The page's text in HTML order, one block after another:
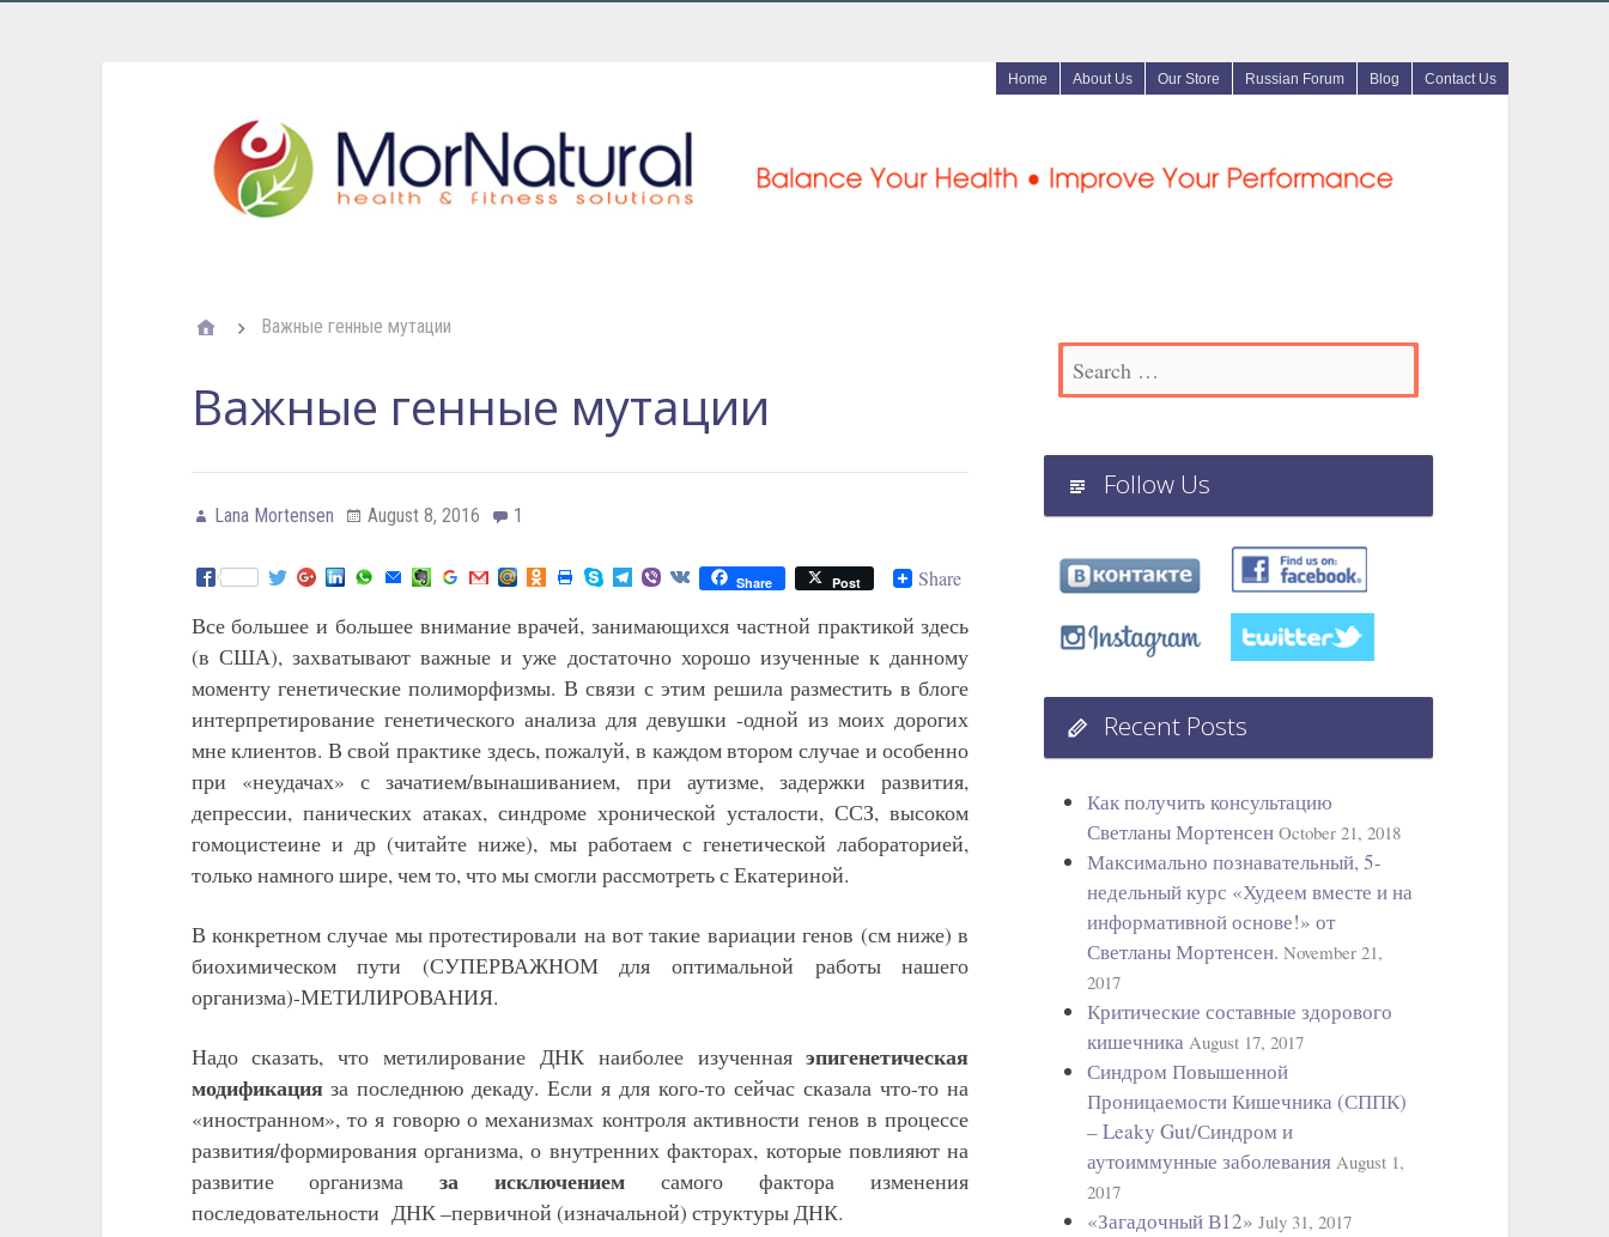
Home About Us Our Store Russian Forum Blog Contact Us
Важные генные мутации
Важные генные мутации
Lana Mortensen August 8, 2016 1
Share Post Share
Все большее и большее внимание врачей, занимающихся частной практикой здесь
(в США), захватывают важные и уже достаточно хорошо изученные к данному
моменту генетические полиморфизмы. В связи с этим решила разместить в блоге
интерпретирование генетического анализа для девушки -одной из моих дорогих
мне клиентов. В свой практике здесь, пожалуй, в каждом втором случае и особенно
при «неудачах» с зачатием/вынашиванием, при аутизме, задержки развития,
депрессии, панических атаках, синдроме хронической усталости, ССЗ, высоком
гомоцистеине и др (читайте ниже), мы работаем с генетической лабораторией,
только намного шире, чем то, что мы смогли рассмотреть с Екатериной.
В конкретном случае мы протестировали на вот такие вариации генов (см ниже) в
биохимическом пути (СУПЕРВАЖНОМ для оптимальной работы нашего
организма)-МЕТИЛИРОВАНИЯ.
Надо сказать, что метилирование ДНК наиболее изученнаяэпигенетическая
модификацияза последнюю декаду. Если я для кого-то сейчас сказала что-то на
«иностранном», то я говорю о механизмах контроля активности генов в процессе
развития/формирования организма, о внутренних факторах, которые повлияют на
развитие организмаза исключением самого фактора изменения
последовательности ДНК –первичной (изначальной) структуры ДНК.
Follow Us
Recent Posts
Как получить консультацию
Светланы Мортенсен October 21, 2018
Максимально познавательный, 5-
недельный курс «Худеем вместе и на
информативной основе!» от
Светланы Мортенсен. November 21,
2017
Критические составные здорового
кишечника August 17, 2017
Синдром Повышенной
Проницаемости Кишечника (СППК)
– Leaky Gut/Синдром и
аутоиммунные заболевания August 1,
2017
«Загадочный В12» July 31, 2017